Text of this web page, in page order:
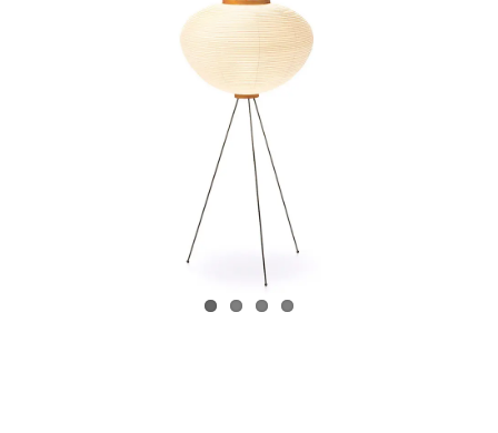
Juvenil
Accesorios
Marcas
Tiendas